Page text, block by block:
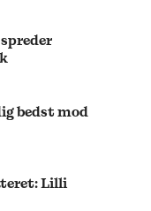
bedst mod
Lilli